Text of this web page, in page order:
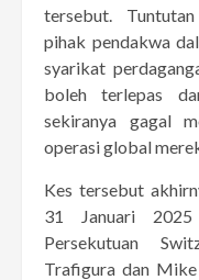
tersebut.
pihak pendakwa
syarikat
boleh terlepas
sekiranya gagal
operasi global
Kes tersebut
31 Januari 2025
Persekutuan
Trafigura dan